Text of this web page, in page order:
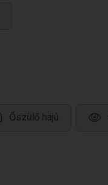
Őszülő hajú